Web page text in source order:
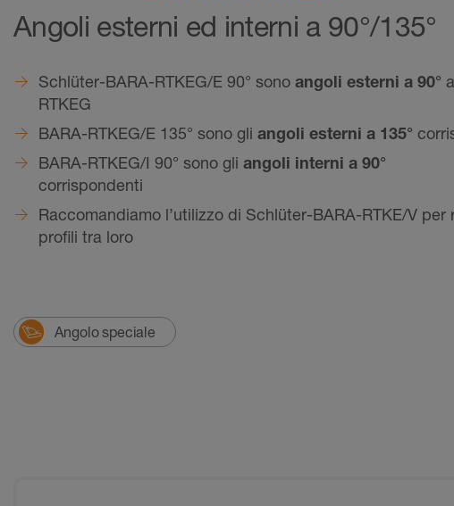
Angoli esterni ed interni a 90°/135°
Schlüter-BARA-RTKEG/E 90° sono angoli esterni a 90°
RTKEG
BARA-RTKEG/E 135° sono gli angoli esterni a 135°
BARA-RTKEG/I 90° sono gli angoli interni a 90°
corrispondenti
Raccomandiamo l’utilizzo di Schlüter-BARA-RTKE/V per
profili tra loro
Angolo speciale